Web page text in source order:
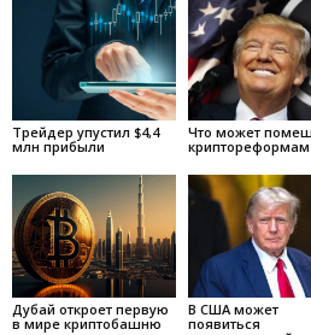
Трейдер упустил $4,4
млн прибыли
Что может
криптореформам
Дубай откроет первую
в мире криптобашню
В США может
появиться